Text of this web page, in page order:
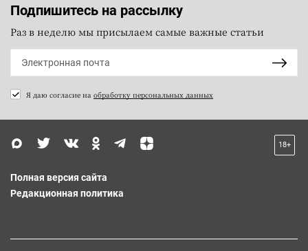
Подпишитесь на рассылку
Раз в неделю мы присылаем самые важные статьи
Я даю согласие на обработку персональных данных
18+
Полная версия сайта
Редакционная политика